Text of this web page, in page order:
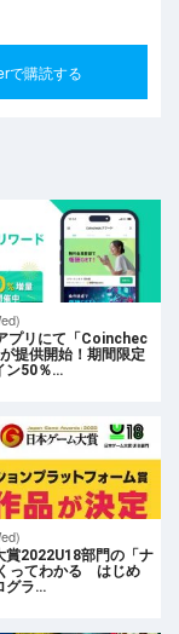
で購読する
プリにて「Coinchec
提供開始！期間限定
ン50％…
賞2022U18部門の「ナ
ってわかる はじめ
グラ…